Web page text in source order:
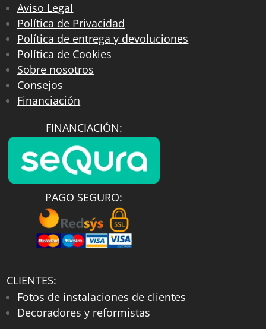
Aviso Legal
Política de Privacidad
Política de entrega y devoluciones
Política de Cookies
Sobre nosotros
Consejos
Financiación
FINANCIACIÓN:
PAGO SEGURO:
CLIENTES:
Fotos de instalaciones de clientes
Decoradores y reformistas